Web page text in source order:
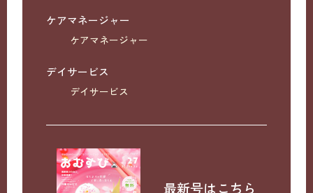
ケアマネージャー
ケアマネージャー
デイサービス
デイサービス
最新号はこちら